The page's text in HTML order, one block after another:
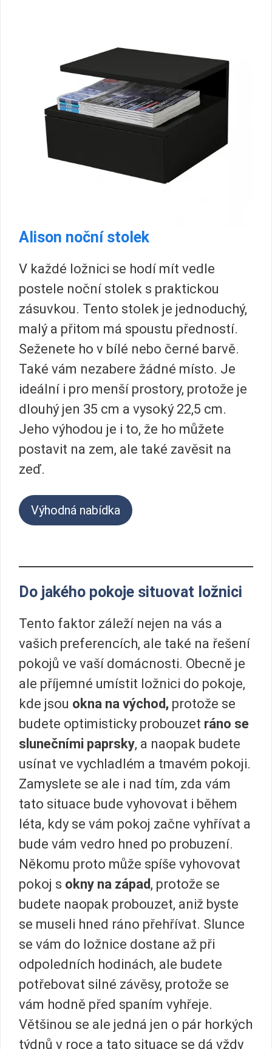
Alison noční stolek
V každé ložnici se hodí mít vedle
postele noční stolek s praktickou
zásuvkou. Tento stolek je jednoduchý,
malý a přitom má spoustu předností.
Seženete ho v bílé nebo černé barvě.
Také vám nezabere žádné místo. Je
ideální i pro menší prostory, protože je
dlouhý jen 35 cm a vysoký 22,5 cm.
Jeho výhodou je i to, že ho můžete
postavit na zem, ale také zavěsit na
zeď.
Výhodná nabídka
Do jakého pokoje situovat ložnici
Tento faktor záleží nejen na vás a
vašich preferencích, ale také na řešení
pokojů ve vaší domácnosti. Obecně je
ale příjemné umístit ložnici do pokoje,
kde jsou okna na východ, protože se
budete optimisticky probouzet ráno se
slunečními paprsky, a naopak budete
usínat ve vychladlém a tmavém pokoji.
Zamyslete se ale i nad tím, zda vám
tato situace bude vyhovovat i během
léta, kdy se vám pokoj začne vyhřívat a
bude vám vedro hned po probuzení.
Někomu proto může spíše vyhovovat
pokoj s okny na západ , protože se
budete naopak probouzet, aniž byste
se museli hned ráno přehřívat. Slunce
se vám do ložnice dostane až při
odpoledních hodinách, ale budete
potřebovat silné závěsy, protože se
vám hodně před spaním vyhřeje.
Většinou se ale jedná jen o pár horkých
týdnů v roce a tato situace se dá vždy